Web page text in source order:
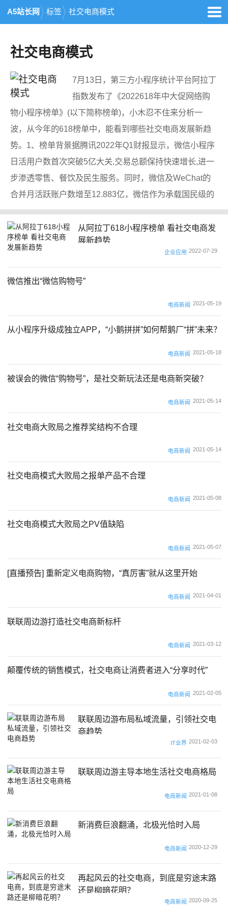
A5站长网 标签 社交电商模式
社交电商模式
7月13日，第三方小程序统计平台阿拉丁
指数发布了《2022618年中大促网络购
物小程序榜单》(以下简称榜单)，小木忍不住来分析一
波，从今年的618榜单中，能看到哪些社交电商发展新趋
势。1、榜单背景据腾讯2022年Q1财报显示，微信小程序
日活用户数首次突破5亿大关,交易总额保持快速增长,进一
步渗透零售、餐饮及民生服务。同时，微信及WeChat的
合并月活跃账户数增至12.883亿，微信作为承载国民级的
从阿拉丁618小程序榜单 看社交电商发
展新趋势
企业应用 2022-07-29
微信推出“微信购物号”
电商新闻 2021-05-19
从小程序升级成独立APP，“小鹅拼拼”如何帮鹅厂“拼”未来？
电商新闻 2021-05-18
被误会的微信“购物号”，是社交新玩法还是电商新突破？
电商新闻 2021-05-14
社交电商大败局之推荐奖结构不合理
电商新闻 2021-05-14
社交电商模式大败局之报单产品不合理
电商新闻 2021-05-08
社交电商模式大败局之PV值缺陷
电商新闻 2021-05-07
[直播预告] 重新定义电商购物，“真厉害”就从这里开始
电商新闻 2021-04-01
联联周边游打造社交电商新标杆
电商新闻 2021-03-12
颠覆传统的销售模式，社交电商让消费者进入“分享时代”
电商新闻 2021-02-05
联联周边游布局私域流量，引领社交电
商趋势
IT业界 2021-02-03
联联周边游主导本地生活社交电商格局
电商新闻 2021-01-08
新消费巨浪翻涌，北极光恰时入局
电商新闻 2020-12-29
再起风云的社交电商，到底是穷途末路
还是柳暗花明？
电商新闻 2020-09-25